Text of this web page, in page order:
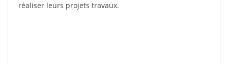
réaliser leurs projets travaux.